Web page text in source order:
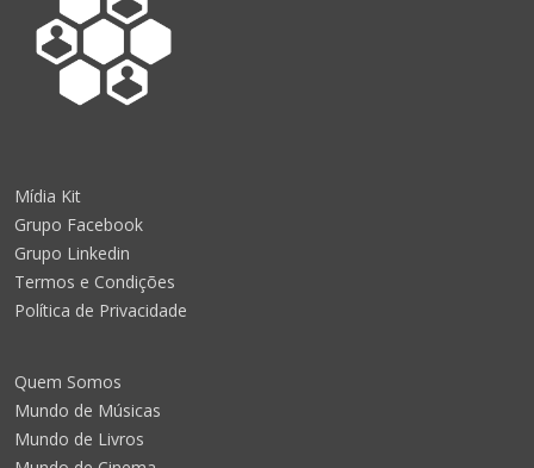
Mídia Kit
Grupo Facebook
Grupo Linkedin
Termos e Condições
Política de Privacidade
Quem Somos
Mundo de Músicas
Mundo de Livros